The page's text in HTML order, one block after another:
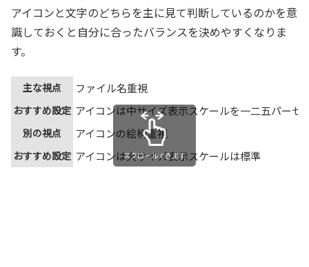
アイコンと文字のどちらを主に見て判断しているのかを意
識しておくと自分に合ったバランスを決めやすくなりま
す。
主な視点 ファイル名重視
おすすめ設定 アイコンは中サイズ表示スケールを一二五パーセ
別の視点 アイコンの絵柄重視
おすすめ設定 アイコンは大サイズ表示スケールは標準
スクロールできます